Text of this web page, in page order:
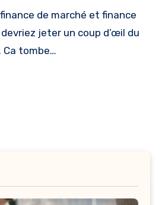
jeter un coup d’œil du
Ca tombe…